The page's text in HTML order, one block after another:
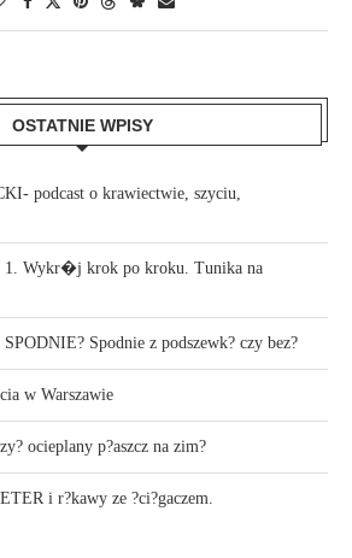
OSTATNIE WPISY
podcast o krawiectwie, szyciu,
1. Wykr�j krok po kroku. Tunika na
Spodnie z podszewk? czy bez?
w Warszawie
ocieplany p?aszcz na zim?
i r?kawy ze ?ci?gaczem.